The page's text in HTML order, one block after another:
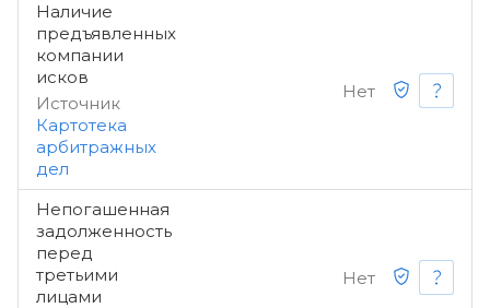
Наличие
предъявленных
компании
исков
Источник
Картотека
арбитражных
дел
Нет
Непогашенная
задолженность
перед
третьими
лицами
Нет